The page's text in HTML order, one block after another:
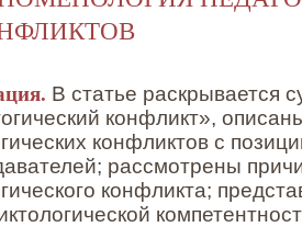
В статье раскрывается
конфликт»,
конфликтов с
рассмотрены
конфликта;